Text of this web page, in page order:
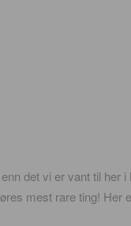
det vi er vant til her
mest rare ting! Her